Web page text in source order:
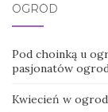
OGRÓD
Pod choinką u
pasjonatów
Kwiecień w